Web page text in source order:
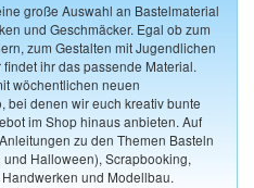
große Auswahl an Bastelmaterial
und Geschmäcker. Egal ob zum
zum Gestalten mit Jugendlichen
ihr das passende Material.
wöchentlichen neuen
bei denen wir euch kreativ bunte
im Shop hinaus anbieten. Auf
zu den Themen Basteln
Halloween), Scrapbooking,
und Modellbau.